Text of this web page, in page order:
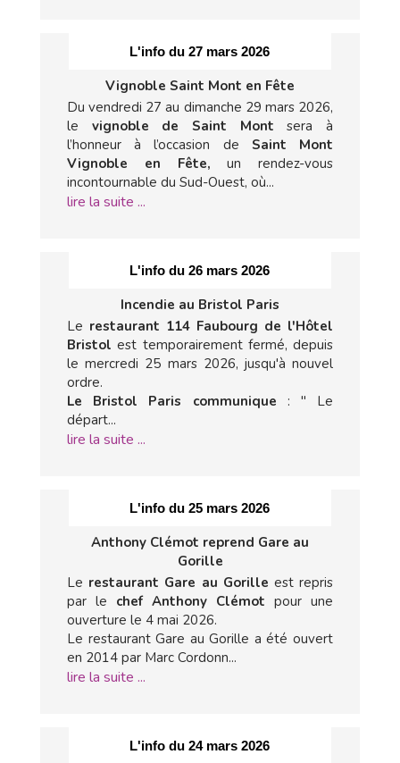
L'info du 27 mars 2026
Vignoble Saint Mont en Fête
Du vendredi 27 au dimanche 29 mars 2026,
le vignoble de Saint Mont sera à
l’honneur à l’occasion de Saint Mont
Vignoble en Fête, un rendez-vous
incontournable du Sud-Ouest, où...
lire la suite ...
L'info du 26 mars 2026
Incendie au Bristol Paris
Le restaurant 114 Faubourg de l'Hôtel
Bristol est temporairement fermé, depuis
le mercredi 25 mars 2026, jusqu'à nouvel
ordre.
Le Bristol Paris communique : " Le
départ...
lire la suite ...
L'info du 25 mars 2026
Anthony Clémot reprend Gare au
Gorille
Le restaurant Gare au Gorille est repris
par le chef Anthony Clémot pour une
ouverture le 4 mai 2026.
Le restaurant Gare au Gorille a été ouvert
en 2014 par Marc Cordonn...
lire la suite ...
L'info du 24 mars 2026